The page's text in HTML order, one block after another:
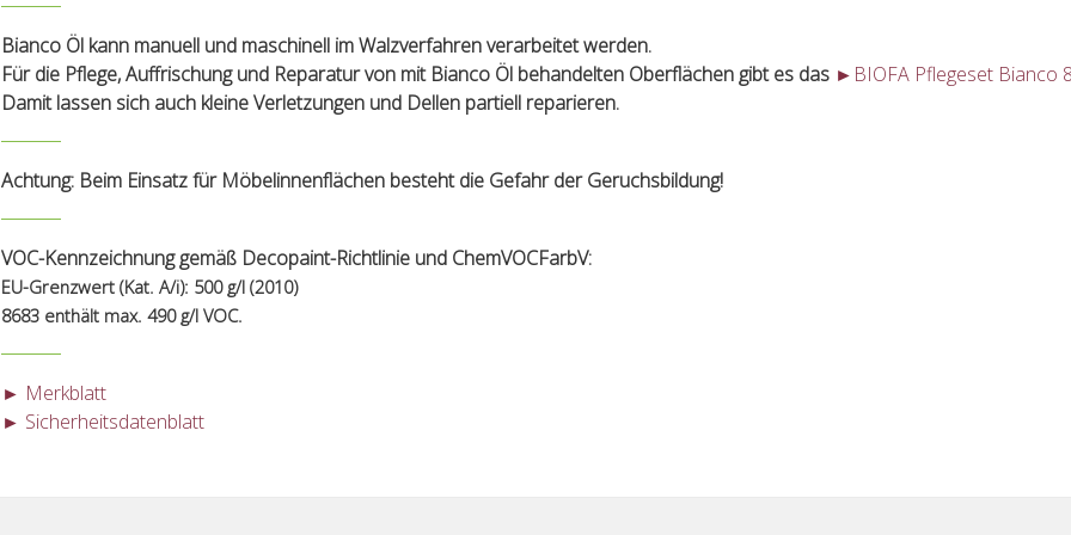
Bianco Öl kann manuell und maschinell im Walzverfahren verarbeitet werden.
Für die Pflege, Auffrischung und Reparatur von mit Bianco Öl behandelten Oberflächen gibt es das ► BIOFA Pflegeset Bianco
Damit lassen sich auch kleine Verletzungen und Dellen partiell reparieren.
Achtung: Beim Einsatz für Möbelinnenflächen besteht die Gefahr der Geruchsbildung!
VOC-Kennzeichnung gemäß Decopaint-Richtlinie und ChemVOCFarbV:
EU-Grenzwert (Kat. A/i): 500 g/l (2010)
8683 enthält max. 490 g/l VOC.
► Merkblatt
► Sicherheitsdatenblatt